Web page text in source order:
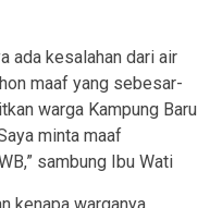
ada kesalahan dari air
maaf yang sebesar-
warga Kampung Baru
minta maaf
sambung Ibu Wati